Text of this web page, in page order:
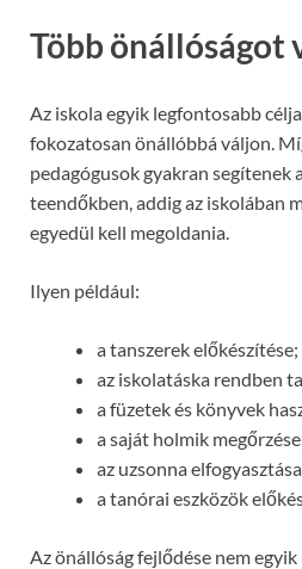
Több önállóságot
Az iskola egyik legfontosabb
fokozatosan önállóbbá váljon.
pedagógusok gyakran segítenek
teendőkben, addig az iskolában
egyedül kell megoldania.
Ilyen például:
a tanszerek előkészítése;
az iskolatáska rendben
a füzetek és könyvek
a saját holmik
az uzsonna
a tanórai eszközök
Az önállóság fejlődése nem